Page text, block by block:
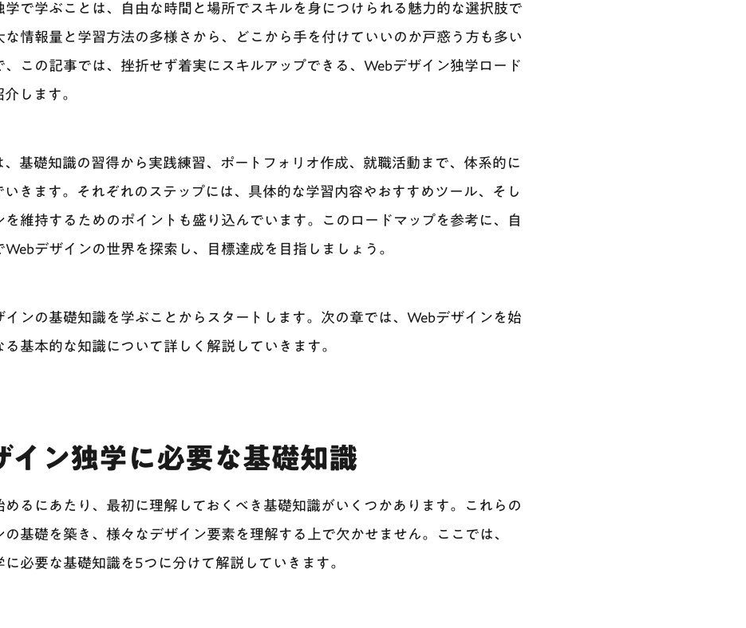
学で学ぶことは、自由な時間と場所でスキルを身につけられる魅力的な選択肢で
な情報量と学習方法の多様さから、どこから手を付けていいのか戸惑う方も多い
、この記事では、挫折せず着実にスキルアップできる、Webデザイン独学ロード
します。
、基礎知識の習得から実践練習、ポートフォリオ作成、就職活動まで、体系的に
いきます。それぞれのステップには、具体的な学習内容やおすすめツール、そし
を維持するためのポイントも盛り込んでいます。このロードマップを参考に、自
デザインの世界を探索し、目標達成を目指しましょう。
インの基礎知識を学ぶことからスタートします。次の章では、Webデザインを始
る基本的な知識について詳しく解説していきます。
イン独学に必要な基礎知識
めるにあたり、最初に理解しておくべき基礎知識がいくつかあります。これらの
基礎を築き、様々なデザイン要素を理解する上で欠かせません。ここでは、
必要な基礎知識を5つに分けて解説していきます。